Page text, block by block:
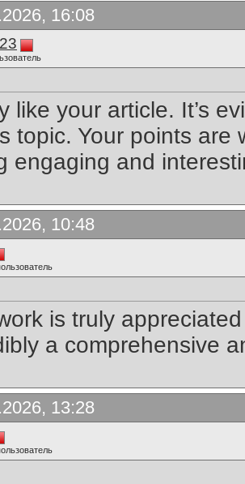
16:08
like your article. It’s
topic. Your points are
engaging and
10:48
is truly
a comprehensive
13:28